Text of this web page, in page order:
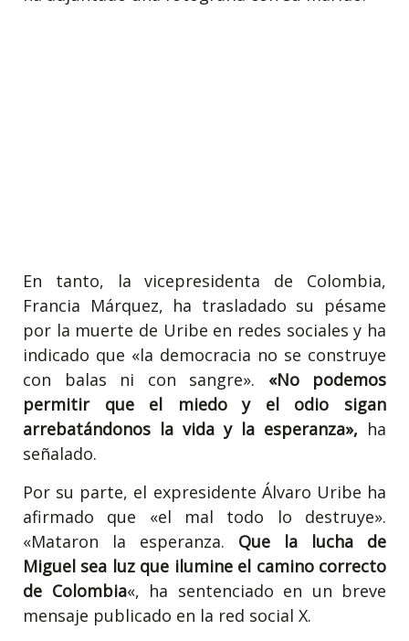
En tanto, la vicepresidenta de Colombia,
Francia Márquez, ha trasladado su pésame
por la muerte de Uribe en redes sociales y ha
indicado que «la democracia no se construye
con balas ni con sangre». «No podemos
permitir que el miedo y el odio sigan
arrebatándonos la vida y la esperanza», ha
señalado.
Por su parte, el expresidente Álvaro Uribe ha
afirmado que «el mal todo lo destruye».
«Mataron la esperanza. Que la lucha de
Miguel sea luz que ilumine el camino correcto
de Colombia«, ha sentenciado en un breve
mensaje publicado en la red social X.